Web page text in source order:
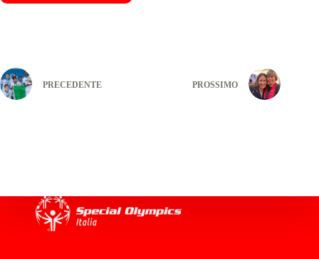
PRECEDENTE PROSSIMO